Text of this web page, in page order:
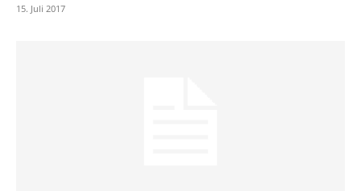
15. Juli 2017